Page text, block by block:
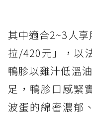
其中適合2~3人
拉/420元」，以
鴨胗以雞汁低溫
足，鴨胗口感緊
波蛋的綿密濃郁